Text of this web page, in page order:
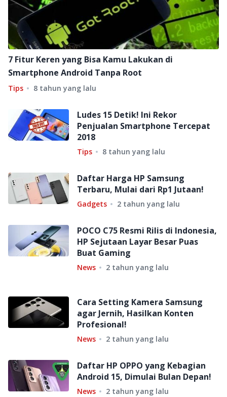
7 Fitur Keren yang Bisa Kamu Lakukan di
Smartphone Android Tanpa Root
Tips 8 tahun yang lalu
Ludes 15 Detik! Ini Rekor
Penjualan Smartphone Tercepat
2018
Tips 8 tahun yang lalu
Daftar Harga HP Samsung
Terbaru, Mulai dari Rp1 Jutaan!
Gadgets 2 tahun yang lalu
POCO C75 Resmi Rilis di Indonesia,
HP Sejutaan Layar Besar Puas
Buat Gaming
News 2 tahun yang lalu
Cara Setting Kamera Samsung
agar Jernih, Hasilkan Konten
Profesional!
News 2 tahun yang lalu
Daftar HP OPPO yang Kebagian
Android 15, Dimulai Bulan Depan!
News 2 tahun yang lalu